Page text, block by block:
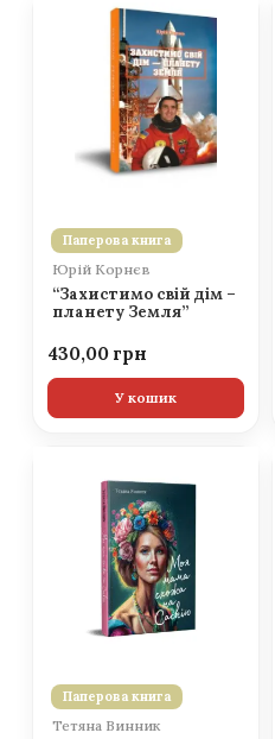
Паперова книга
Юрій Корнєв
“Захистимо свій дім –
планету Земля”
430,00
У кошик
Паперова книга
Тетяна Винник